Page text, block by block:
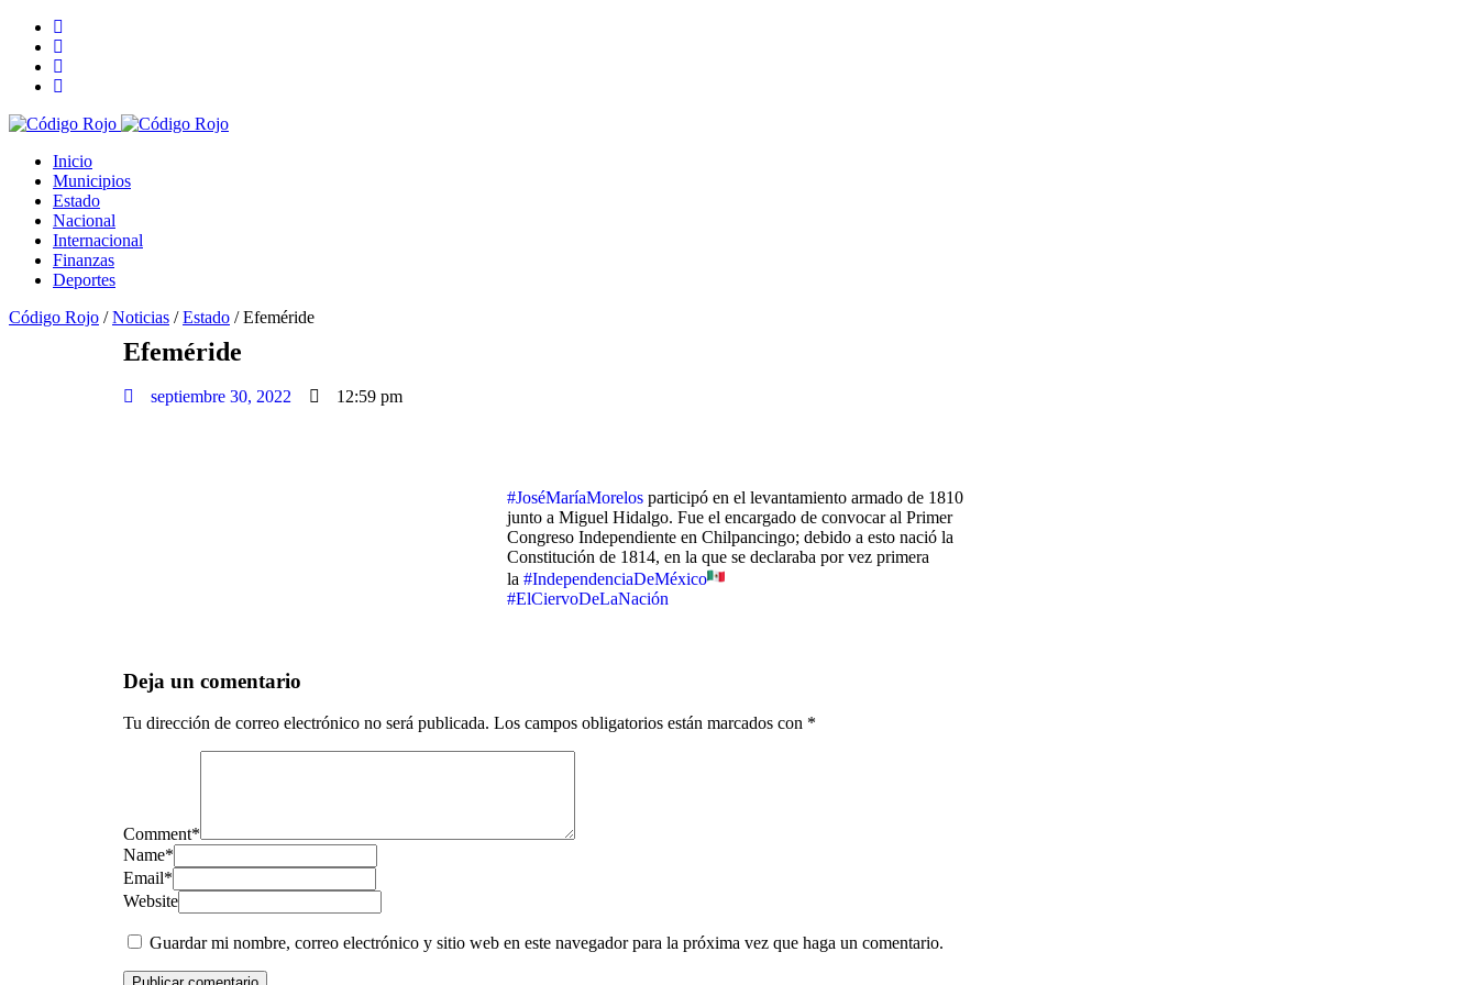
Inicio
Municipios
Estado
Nacional
Internacional
Finanzas
Deportes
Código Rojo /Noticias /Estado /Efeméride
Efeméride
septiembre 30, 2022 12:59 pm
#JoséMaríaMorelosparticipó en el levantamiento armado de 1810
junto a Miguel Hidalgo. Fue el encargado de convocar al Primer
Congreso Independiente en Chilpancingo; debido a esto nació la
Constitución de 1814, en la que se declaraba por vez primera
la #IndependenciaDeMéxico
#ElCiervoDeLaNación
Deja un comentario
Tu dirección de correo electrónico no será publicada. Los campos obligatorios están marcados con *
Comment*
Name*
Email*
Website
Guardar mi nombre, correo electrónico y sitio web en este navegador para la próxima vez que haga un comentario.